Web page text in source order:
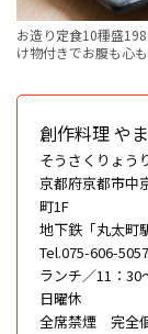
お造り定食10種盛
け物付きでお腹も心
創作料理 や
そうさくりょう
京都府京都市中
町1F
地下鉄「丸太町
Tel.075-606-5057
ランチ／11：30
日曜休
全席禁煙 完全